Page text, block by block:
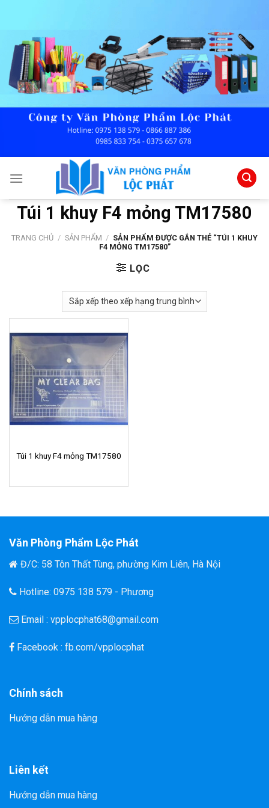
content
Túi 1 khuy F4 mỏng TM17580
TRANG CHỦ / SẢN PHẨM / SẢN PHẨM ĐƯỢC GẮN THẺ “TÚI 1 KHUY
F4 MỎNG TM17580”
LỌC
Túi 1 khuy F4 mỏng TM17580
Văn Phòng Phẩm Lộc Phát
Đ/C: 58 Tôn Thất Tùng, phường Kim Liên, Hà Nội
Hotline: 0975 138 579 - Phương
Email : vpplocphat68@gmail.com
Facebook : fb.com/vpplocphat
Chính sách
Hướng dẫn mua hàng
Liên kết
Hướng dẫn mua hàng